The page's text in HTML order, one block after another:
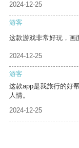
2024-12-25
游客
这款游戏非常好玩，画
2024-12-25
游客
这款app是我旅行的好
人情。
2024-12-25